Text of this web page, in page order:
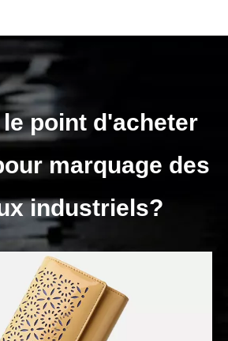
point d'acheter
marquage des
industriels?